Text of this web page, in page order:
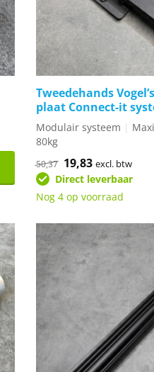
Tweedehands
plaat Connect-it
Modulair systeem
80kg
50,37 Oorspronkelijke
prijs
was:
€50,37.
19,83Huidige
prijs
is:
€19,83.
excl. btw
Direct leverbaar
Nog 4 op voorraad